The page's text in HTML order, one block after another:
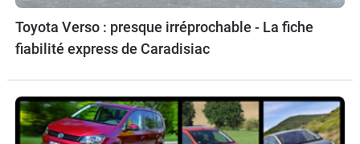
Toyota Verso : presque irréprochable - La fiche
fiabilité express de Caradisiac